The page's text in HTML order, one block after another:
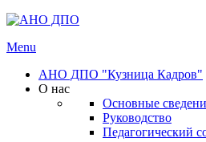
Menu
АНО ДПО "Кузница Кадров"
О нас
Основные
Руководство
Педагогический